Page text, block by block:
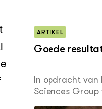
ARTIKEL
Goede
In opdracht van
Sciences